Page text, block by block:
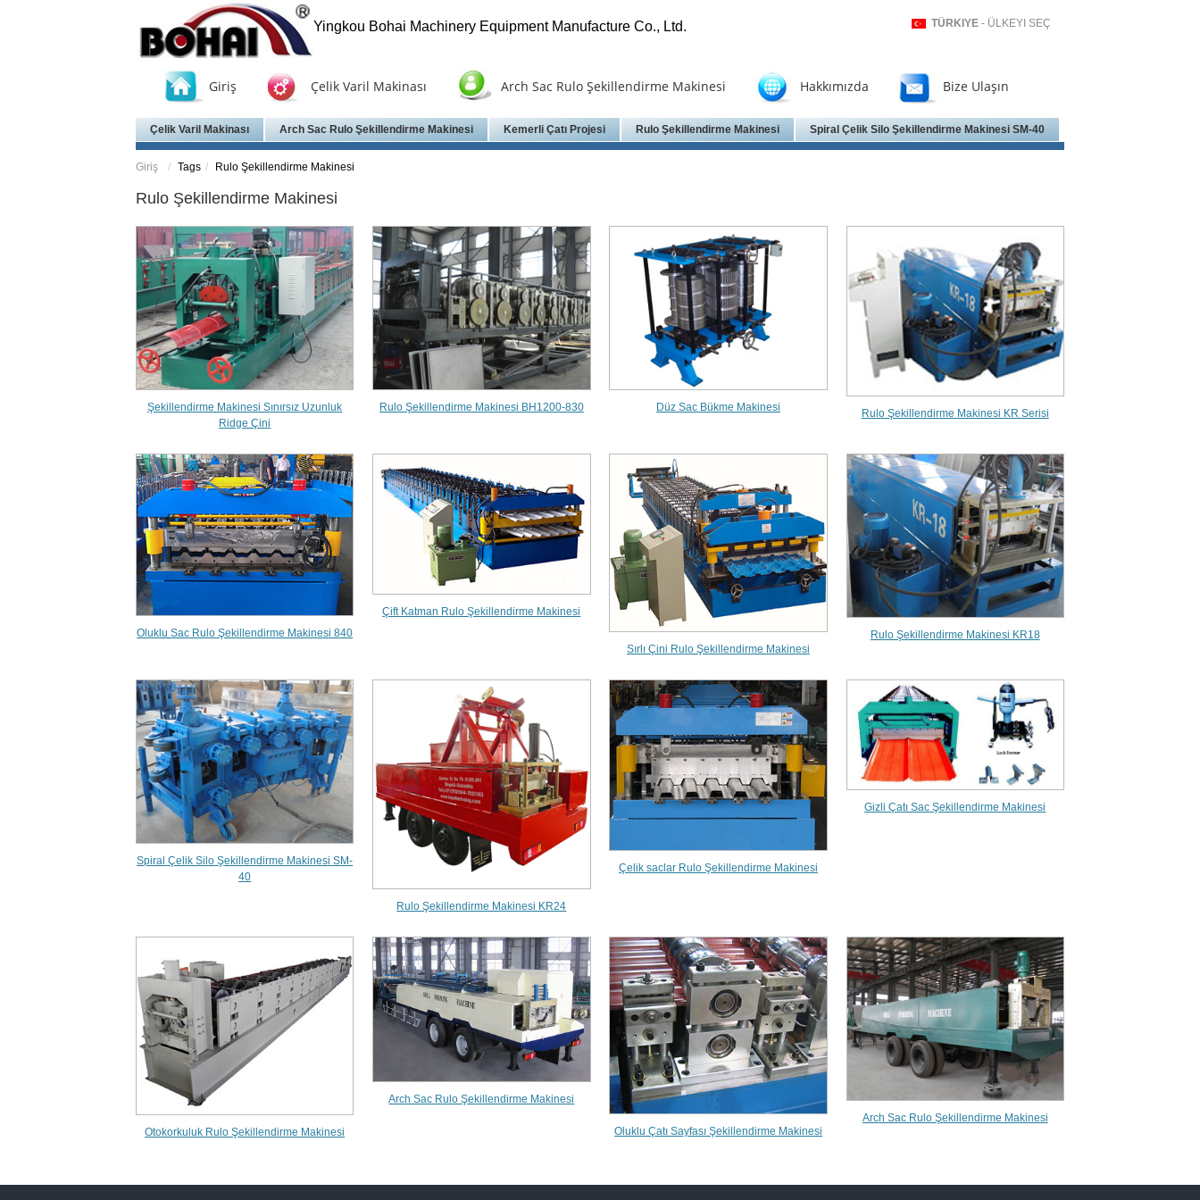
Yingkou Bohai Machinery Equipment Manufacture Co., Ltd. TÜRKIYE - ÜLKEYI SEÇ
Giriş Çelik Varil Makinası Arch Sac Rulo Şekillendirme Makinesi Hakkımızda Bize Ulaşın
Çelik Varil Makinası Arch Sac Rulo Şekillendirme Makinesi Kemerli Çatı Projesi Rulo Şekillendirme Makinesi Spiral Çelik Silo Şekillendirme Makinesi SM-40
Giriş Tags Rulo Şekillendirme Makinesi
Rulo Şekillendirme Makinesi
Şekillendirme Makinesi Sınırsız Uzunluk
Ridge Çini
Rulo Şekillendirme Makinesi BH1200-830 Düz Sac Bükme Makinesi Rulo Şekillendirme Makinesi KR Serisi
Oluklu Sac Rulo Şekillendirme Makinesi 840
Çift Katman Rulo Şekillendirme Makinesi
Sırlı Çini Rulo Şekillendirme Makinesi
Rulo Şekillendirme Makinesi KR18
Spiral Çelik Silo Şekillendirme Makinesi SM-
40
Rulo Şekillendirme Makinesi KR24
Çelik saclar Rulo Şekillendirme Makinesi
Gizli Çatı Sac Şekillendirme Makinesi
Otokorkuluk Rulo Şekillendirme Makinesi
Arch Sac Rulo Şekillendirme Makinesi
Oluklu Çatı Sayfası Şekillendirme Makinesi
Arch Sac Rulo Şekillendirme Makinesi